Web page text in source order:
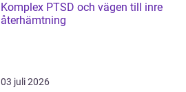
Komplex PTSD och vägen till inre
återhämtning
03 juli 2026